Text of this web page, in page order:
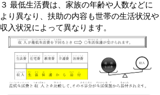
３ 最低生活費は、家族の年齢や人数などに
より異なり、扶助の内容も世帯の生活状況や
収入状況によって異なります。